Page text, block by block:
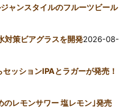
ャンスタイルのフルーツビール
対策ビアグラスを開発2026-08-
ッションIPAとラガーが発売！
のレモンサワー 塩レモン｣発売